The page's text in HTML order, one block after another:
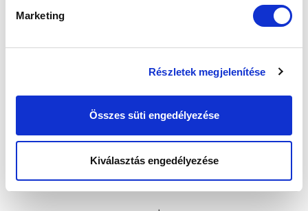
Marketing
Részletek megjelenítése
Összes süti engedélyezése
Kiválasztás engedélyezése